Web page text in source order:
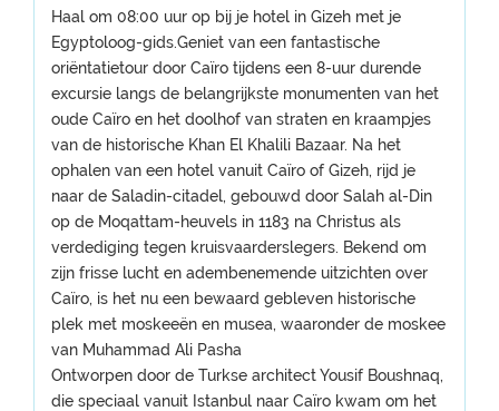
Haal om 08:00 uur op bij je hotel in Gizeh met je
Egyptoloog-gids.Geniet van een fantastische
oriëntatietour door Caïro tijdens een 8-uur durende
excursie langs de belangrijkste monumenten van het
oude Caïro en het doolhof van straten en kraampjes
van de historische Khan El Khalili Bazaar. Na het
ophalen van een hotel vanuit Caïro of Gizeh, rijd je
naar de Saladin-citadel, gebouwd door Salah al-Din
op de Moqattam-heuvels in 1183 na Christus als
verdediging tegen kruisvaarderslegers. Bekend om
zijn frisse lucht en adembenemende uitzichten over
Caïro, is het nu een bewaard gebleven historische
plek met moskeeën en musea, waaronder de moskee
van Muhammad Ali Pasha
Ontworpen door de Turkse architect Yousif Boushnaq,
die speciaal vanuit Istanbul naar Caïro kwam om het